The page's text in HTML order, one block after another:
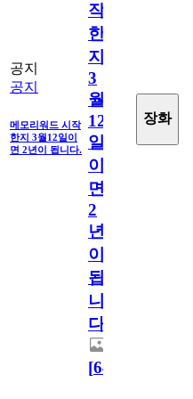
공지
공지
메모리워드 시작
한지 3월12일이
면 2년이 됩니다.
작
한
지
3
월
12
일
이
면
2
년
이
됩
니
다.
[64
장화